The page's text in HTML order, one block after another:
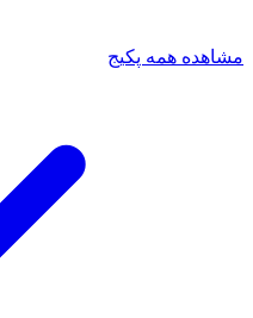
مشاهده همه پکیج